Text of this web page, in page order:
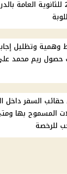
2026 للثانوية العامة
وهمية وتظليل
ريم محمد على 4% بالثانوية
السفر داخل
المسموح بها
للرخصة